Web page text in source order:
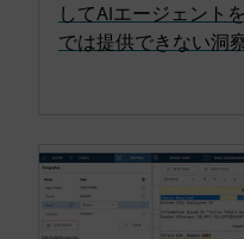
してAIエージェント
では提供できない洞